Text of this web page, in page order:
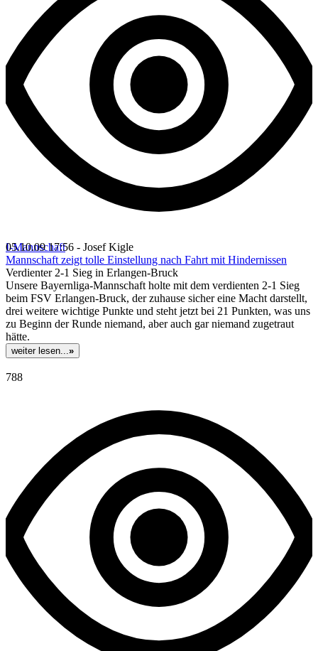
I-Mannschaft
05.10.09 17:56 - Josef Kigle
Mannschaft zeigt tolle Einstellung nach Fahrt mit Hindernissen
Verdienter 2-1 Sieg in Erlangen-Bruck
Unsere Bayernliga-Mannschaft holte mit dem verdienten 2-1 Sieg
beim FSV Erlangen-Bruck, der zuhause sicher eine Macht darstellt,
drei weitere wichtige Punkte und steht jetzt bei 21 Punkten, was uns
zu Beginn der Runde niemand, aber auch gar niemand zugetraut
hätte.
weiter lesen...»
788